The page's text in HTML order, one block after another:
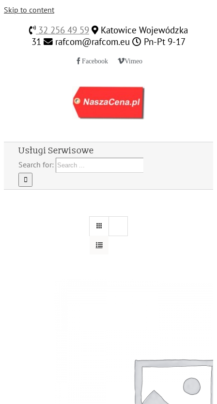
Skip to content
32 256 49 59
Katowice Wojewódzka
31
rafcom@rafcom.eu Pn-Pt 9-17
Facebook Vimeo
Usługi Serwisowe
Search for: